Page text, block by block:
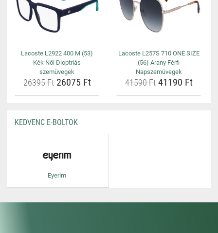
Lacoste L2922 400 M (53)
Kék Női Dioptriás
szemüvegek
26395 Ft26075 Ft
Lacoste L257S 710 ONE SIZE
(56) Arany Férfi
Napszemüvegek
41590 Ft41190 Ft
KEDVENC E-BOLTOK
Eyerim